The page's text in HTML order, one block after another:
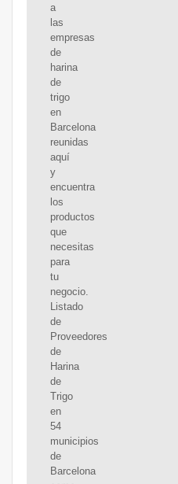
a
las
empresas
de
harina
de
trigo
en
Barcelona
reunidas
aquí
y
encuentra
los
productos
que
necesitas
para
tu
negocio.
Listado
de
Proveedores
de
Harina
de
Trigo
en
54
municipios
de
Barcelona